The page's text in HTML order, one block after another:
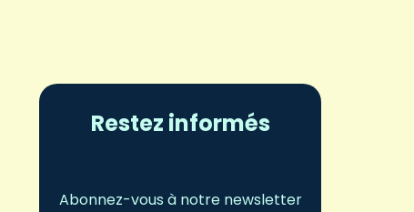
Restez informés
Abonnez-vous à notre newsletter